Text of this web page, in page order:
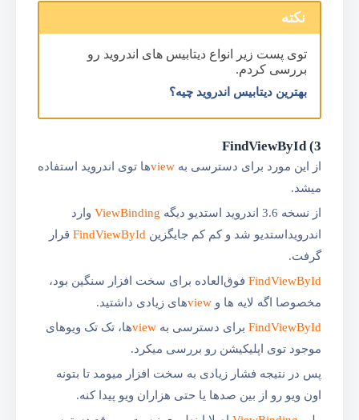
نکته
توی پست زیر انواع دیتابیس های اندروید رو
بررسی کردم.
بهترین دیتابیس اندروید چیه؟
3) FindViewById
از این مورد برای دسترسی به viewها توی اند‌روید استفاده
میشد.
از نسخه 3.6 اند‌روید استدیو دیگه
ViewBinding وارد
اند‌رویداستدیو شد و کم کم جایگزین FindViewById قرار
گرفت.
FindViewById فوق‌العاده برای سخت افزار سنگین بود،
مخصوصا اگه لایه ها و viewهای زیادی داشتید.
FindViewById برای دسترسی به viewها، تک تک ویوهای
موجود توی اپلیکیشن رو بررسی میکرد.
پس در نتیجه فشار زیادی به سخت افزار میومد تا بتونه
اون ویو رو از بین صدها یا حتی هزاران ویو پیدا کنه.